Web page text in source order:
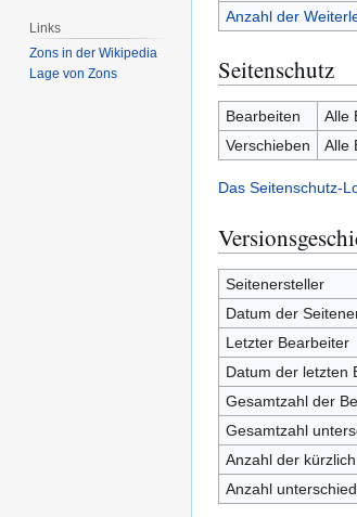
Anzahl der
Seitenschutz
Bearbeiten
Alle
Verschieben
Alle
Das Seitenschutz-
Seitenersteller
Datum der
Letzter Bearbeiter
Datum der letzten
Gesamtzahl der
Gesamtzahl
Anzahl der
Anzahl
Links
Zons in der Wikipedia
Lage von Zons